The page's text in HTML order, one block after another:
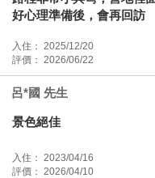
好心理準備後，會再回訪
入住： 2025/12/20
評價： 2026/06/22
呂*國 先生
景色絕佳
入住： 2023/04/16
評價： 2026/04/10